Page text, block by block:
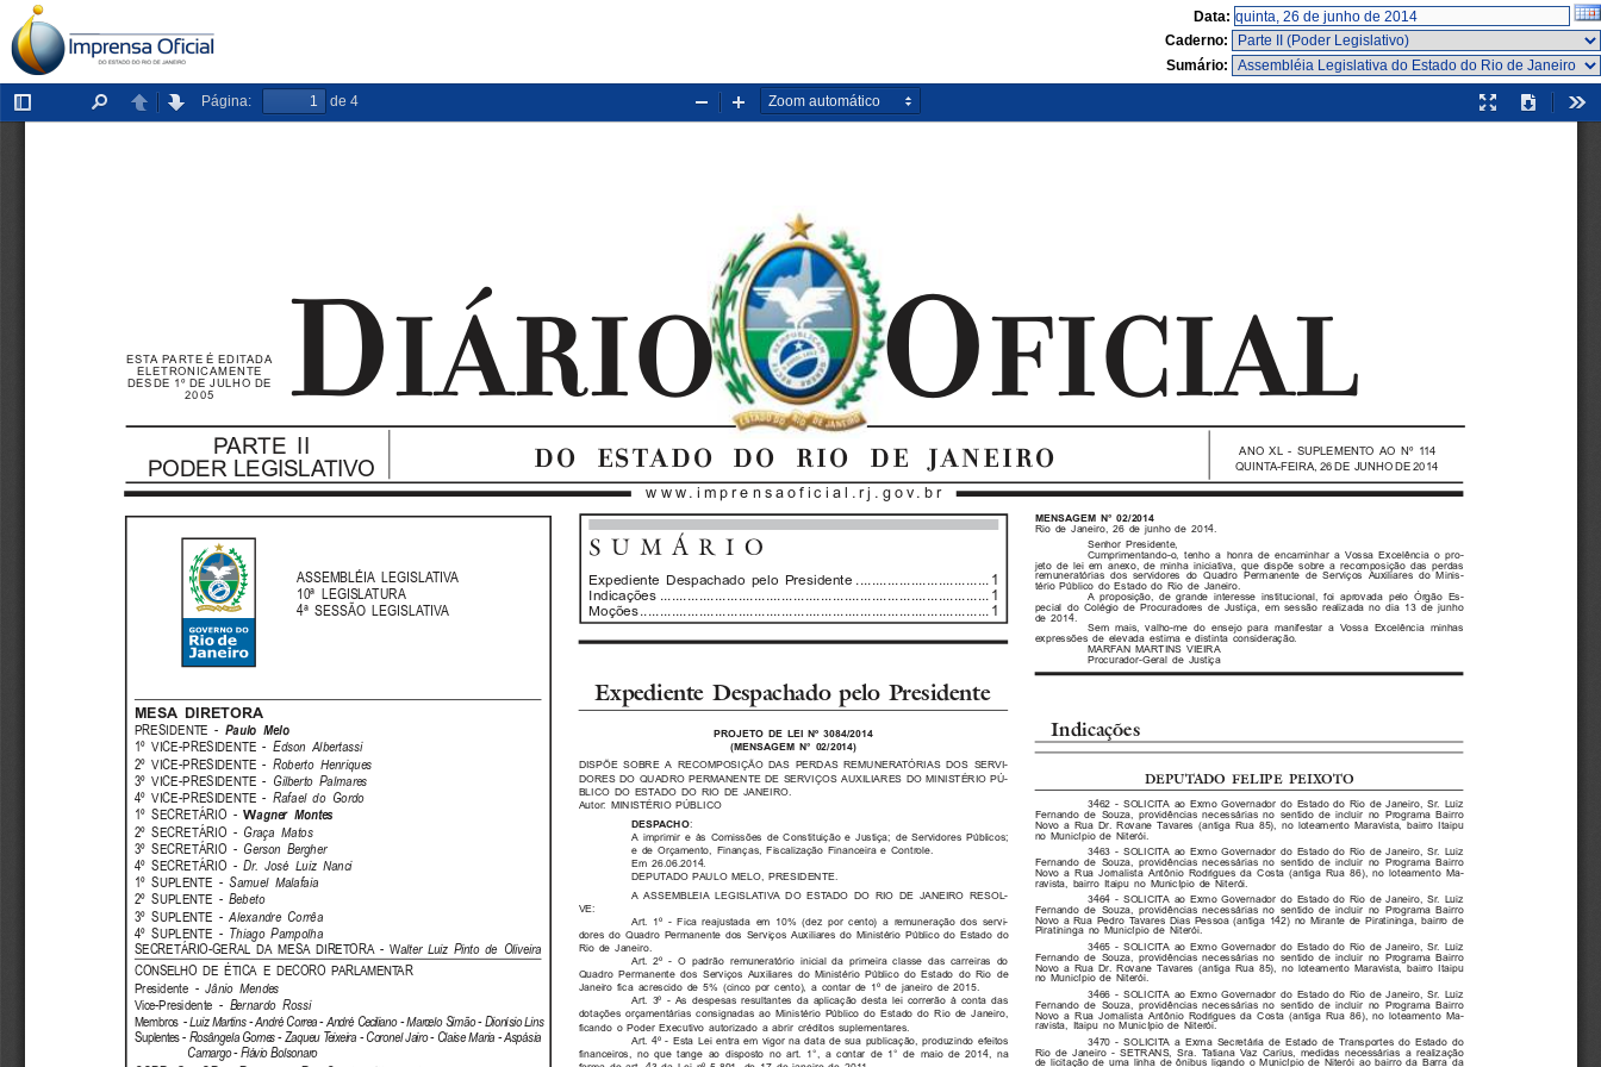
Data:
Caderno:
Sumário:
Exibir/ocultar
painel
LocalizarAnteriorPróxima
Página: de 4
Modo
de
Download
Diminuir
zoom
Aumentar
zoom
  
PARTE II
PODER LEGISLATIVO
ESTA PARTE É EDITADA
ELETRONICAMENTE
DESDE 1º DE JULHO DE
2005
Á   
www.imprensaoficial.rj.gov.br
ASSEMBLÉIA LEGISLATIVA
10ª LEGISLATURA
4ª SESSÃO LEGISLATIVA
MESA DIRETORA
PRESIDENTE - Paulo  Melo
1º VICE-PRESIDENTE - Edson Albertassi
2º VICE-PRESIDENTE - Roberto Henriques
3º VICE-PRESIDENTE - Gilberto Palmares
4º VICE-PRESIDENTE - Rafael do Gordo
1º SECRETÁRIO - Wagner  Montes
2º SECRETÁRIO - Graça Matos
3º SECRETÁRIO - Gerson Bergher
4º SECRETÁRIO - Dr. José Luiz Nanci
1º SUPLENTE - Samuel Malafaia
2º SUPLENTE - Bebeto
3º SUPLENTE - Alexandre Corrêa
4º SUPLENTE - Thiago Pampolha
SECRETÁRIO-GERAL DA MESA DIRETORA - Walter Luiz Pinto de Oliveira
CONSELHO DE ÉTICA E DECORO PARLAMENTAR
Presidente - Jânio Mendes
Vice-Presidente - Bernardo Rossi
Membros -Luiz Martins - André Correa - André Ceciliano - Marcelo Simão - Dionísio Lins
Suplentes - Rosângela Gomes - Zaqueu Teixeira - Coronel Jairo - Claise Maria - Aspásia
Camargo - Flávio Bolsonaro
ANO XL - SUPLEMENTO AO Nº 114
QUINTA-FEIRA, 26 DE JUNHO DE 2014
SUMÁRIO
Expediente Despachado pelo Presidente ..................................1
Indicações ....................................................................................1
Moções.........................................................................................1
Expediente Despachado pelo Presidente
PROJETO DE LEI Nº 3084/2014
(MENSAGEM N° 02/2014)
DISPÕE SOBRE A RECOMPOSIÇÃO DAS PERDAS REMUNERATÓRIAS DOS SERVI-
DORES DO QUADRO PERMANENTE DE SERVIÇOS AUXILIARES DO MINISTÉRIO PÚ-
BLICO DO ESTADO DO RIO DE JANEIRO.
Autor: MINISTÉRIO PÚBLICO
DESPACHO:
A imprimir e às Comissões de Constituição e Justiça; de Servidores Públicos;
e de Orçamento, Finanças, Fiscalização Financeira e Controle.
Em 26.06.2014.
DEPUTADO PAULO MELO, PRESIDENTE.
A ASSEMBLEIA LEGISLATIVA DO ESTADO DO RIO DE JANEIRO RESOL-
VE:
Art. 1º - Fica reajustada em 10% (dez por cento) a remuneração dos servi-
dores do Quadro Permanente dos Serviços Auxiliares do Ministério Público do Estado do
Rio de Janeiro.
Art. 2º - O padrão remuneratório inicial da primeira classe das carreiras do
Quadro Permanente dos Serviços Auxiliares do Ministério Público do Estado do Rio de
Janeiro fica acrescido de 5% (cinco por cento), a contar de 1º de janeiro de 2015.
Art. 3º - As despesas resultantes da aplicação desta lei correrão à conta das
dotações orçamentárias consignadas ao Ministério Público do Estado do Rio de Janeiro,
ficando o Poder Executivo autorizado a abrir créditos suplementares.
Art. 4º - Esta Lei entra em vigor na data de sua publicação, produzindo efeitos
financeiros, no que tange ao disposto no art. 1°, a contar de 1° de maio de 2014, na
MENSAGEM N° 02/2014
Rio de Janeiro, 26 de junho de 2014.
Senhor Presidente,
Cumprimentando-o, tenho a honra de encaminhar a Vossa Excelência o pro-
jeto de lei em anexo, de minha iniciativa, que dispõe sobre a recomposição das perdas
remuneratórias dos servidores do Quadro Permanente de Serviços Auxiliares do Minis-
tério Público do Estado do Rio de Janeiro.
A proposição, de grande interesse institucional, foi aprovada pelo Órgão Es-
pecial do Colégio de Procuradores de Justiça, em sessão realizada no dia 13 de junho
de 2014.
Sem mais, valho-me do ensejo para manifestar a Vossa Excelência minhas
expressões de elevada estima e distinta consideração.
MARFAN MARTINS VIEIRA
Procurador-Geral de Justiça
Indicações
DEPUTADO  FELIPE  PEIXOTO
3462 - SOLICITA ao Exmo Governador do Estado do Rio de Janeiro, Sr. Luiz
Fernando de Souza, providências necessárias no sentido de incluir no Programa Bairro
Novo a Rua Dr. Rovane Tavares (antiga Rua 85), no loteamento Maravista, bairro Itaipu
no Município de Niterói.
3463 - SOLICITA ao Exmo Governador do Estado do Rio de Janeiro, Sr. Luiz
Fernando de Souza, providências necessárias no sentido de incluir no Programa Bairro
Novo a Rua Jornalista Antônio Rodrigues da Costa (antiga Rua 86), no loteamento Ma-
ravista, bairro Itaipu no Município de Niterói.
3464 - SOLICITA ao Exmo Governador do Estado do Rio de Janeiro, Sr. Luiz
Fernando de Souza, providências necessárias no sentido de incluir no Programa Bairro
Novo a Rua Pedro Tavares Dias Pessoa (antiga 142) no Mirante de Piratininga, bairro de
Piratininga no Município de Niterói.
3465 - SOLICITA ao Exmo Governador do Estado do Rio de Janeiro, Sr. Luiz
Fernando de Souza, providências necessárias no sentido de incluir no Programa Bairro
Novo a Rua Dr. Rovane Tavares (antiga Rua 85), no loteamento Maravista, bairro Itaipu
no Município de Niterói.
3466 - SOLICITA ao Exmo Governador do Estado do Rio de Janeiro, Sr. Luiz
Fernando de Souza, providências necessárias no sentido de incluir no Programa Bairro
Novo a Rua Jornalista Antônio Rodrigues da Costa (antiga Rua 86), no loteamento Ma-
ravista, Itaipu no Município de Niterói.
3470 - SOLICITA a Exma Secretária de Estado de Transportes do Estado do
Rio de Janeiro - SETRANS, Sra. Tatiana Vaz Carius, medidas necessárias a realização
de licitação de uma linha de ônibus ligando o Município de Niterói ao bairro da Barra da